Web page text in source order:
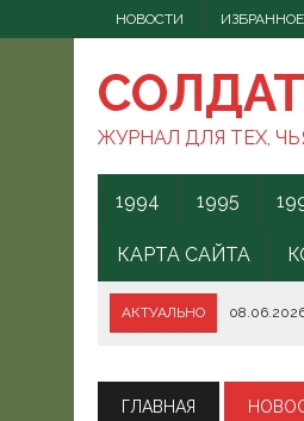
НОВОСТИ ИЗБРАННОЕ
ЖУРНАЛ ДЛЯ ТЕХ,
1994 1995
КАРТА САЙТА
АКТУАЛЬНО
ГЛАВНАЯ